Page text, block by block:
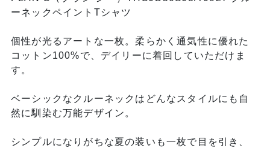
ーネックペイントTシャツ
個性が光るアートな一枚。柔らかく通気性に優れた
コットン100%で、デイリーに着回していただけま
す。
ベーシックなクルーネックはどんなスタイルにも自
然に馴染む万能デザイン。
シンプルになりがちな夏の装いも一枚で目を引き、